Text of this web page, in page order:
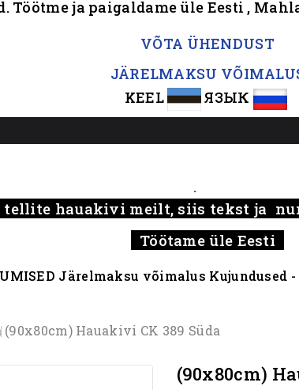
Töötme ja paigaldame üle Eesti ,
VÕTA ÜHENDUST
JÄRELMAKSU
KEEL
ЯЗЫК
.
tellite hauakivi meilt, siis tekst ja
Töötame üle Eesti
Järelmaksu võimalus Kujundused
(90x80cm) Hauakivi CK 389 Süda
(90x80cm)